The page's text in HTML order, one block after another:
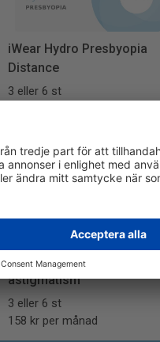
iWear Hydro Presbyopia
Distance
3 eller 6 st
iWear Intense for
astigmatism
3 eller 6 st
158 kr per månad